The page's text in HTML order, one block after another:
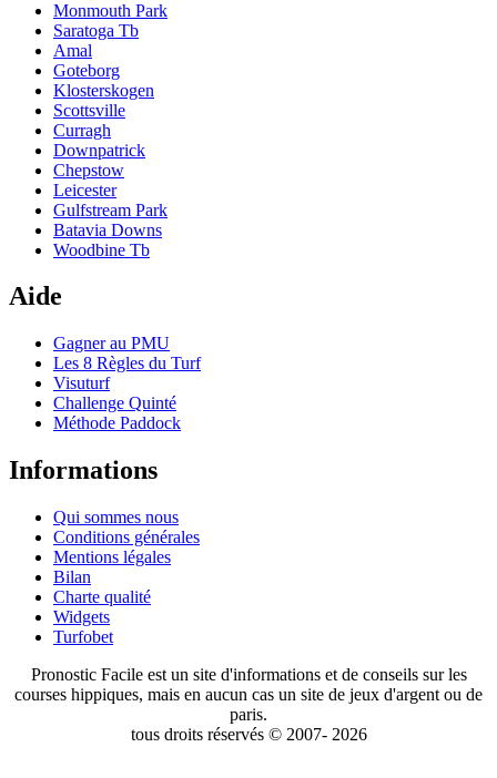
Monmouth Park
Saratoga Tb
Amal
Goteborg
Klosterskogen
Scottsville
Curragh
Downpatrick
Chepstow
Leicester
Gulfstream Park
Batavia Downs
Woodbine Tb
Aide
Gagner au PMU
Les 8 Règles du Turf
Visuturf
Challenge Quinté
Méthode Paddock
Informations
Qui sommes nous
Conditions générales
Mentions légales
Bilan
Charte qualité
Widgets
Turfobet
Pronostic Facile est un site d'informations et de conseils sur les
courses hippiques, mais en aucun cas un site de jeux d'argent ou de
paris.
tous droits réservés © 2007- 2026